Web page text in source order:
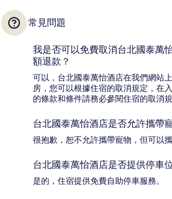
常見問題
我是否可以免費取消台北國泰萬
額退款？
可以，台北國泰萬怡酒店在我們網站
房，您可以根據住宿的取消規定，在
的條款和條件請務必參閱住宿的取消規
台北國泰萬怡酒店是否允許攜帶
很抱歉，恕不允許攜帶寵物，但可以攜
台北國泰萬怡酒店是否提供停車
是的，住宿提供免費自助停車服務。